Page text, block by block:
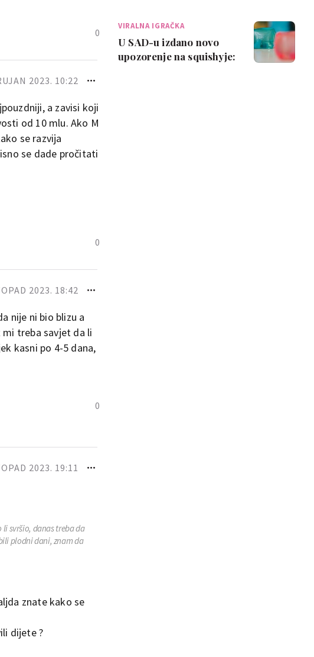
0
2023. 10:22
a zavisi koji
od 10 mlu. Ako M
se razvija
se dade pročitati
0
2023. 18:42
nije ni bio blizu a
treba savjet da li
kasni po 4-5 dana,
0
2023. 19:11
svršio, danas treba da
plodni dani, znam da
znate kako se
dijete ?
VIRALNA IGRAČKA
U SAD-u izdano novo
upozorenje na squishyje: